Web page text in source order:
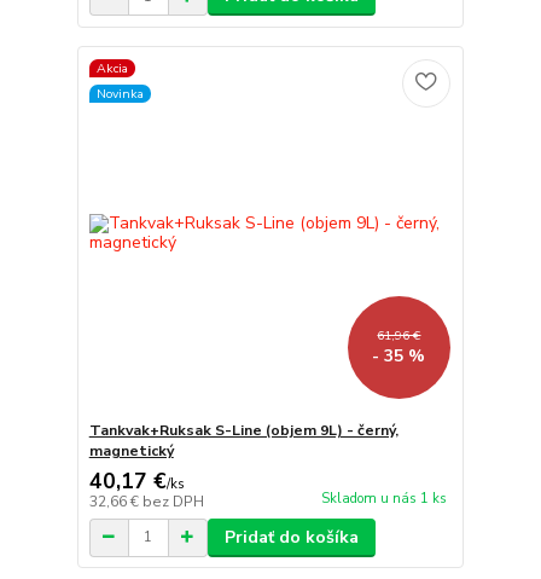
Akcia
Novinka
61,96 €
- 35 %
Tankvak+Ruksak S-Line (objem 9L) - černý,
magnetický
40,17 €/ks
32,66 € bez DPH Skladom u nás 1 ks
Pridať do košíka